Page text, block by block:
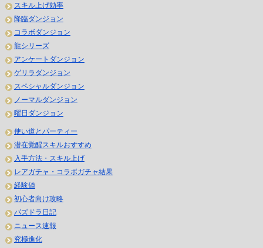
スキル上げ効率
降臨ダンジョン
コラボダンジョン
龍シリーズ
アンケートダンジョン
ゲリラダンジョン
スペシャルダンジョン
ノーマルダンジョン
曜日ダンジョン
使い道とパーティー
潜在覚醒スキルおすすめ
入手方法・スキル上げ
レアガチャ・コラボガチャ結果
経験値
初心者向け攻略
パズドラ日記
ニュース速報
究極進化